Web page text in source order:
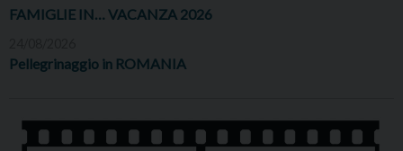
FAMIGLIE IN… VACANZA 2026
Pellegrinaggio in ROMANIA